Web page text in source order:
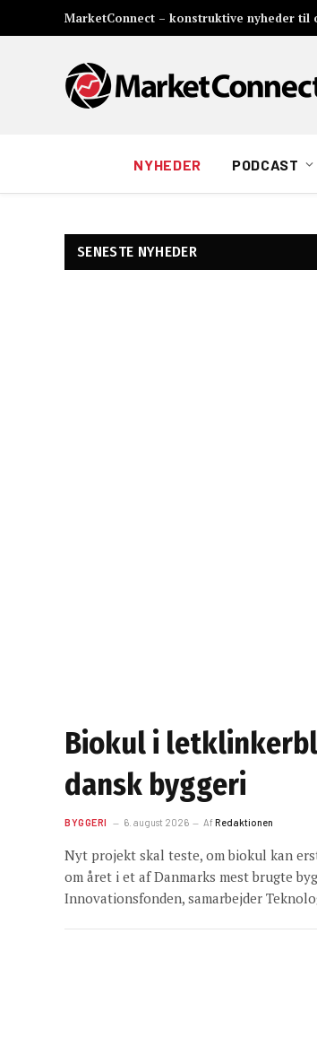
MarketConnect – konstruktive nyheder
NYHEDER PODCAST
SENESTE NYHEDER
Biokul i
dansk byggeri
BYGGERI 6. august 2026 AfRedaktionen
Nyt projekt skal teste, om biokul kan
om året i et af Danmarks mest brugte
Innovationsfonden, samarbejder